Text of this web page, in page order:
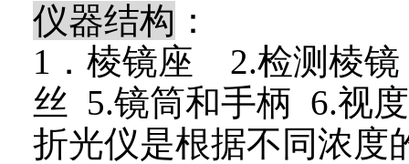
仪器结构 ：
1 ．棱镜座 2.检测棱镜
丝 5.镜筒和手柄 6.视
折光仪是根据不同浓度